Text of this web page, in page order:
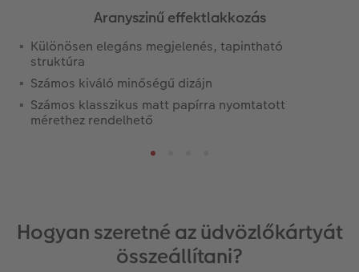
Aranyszinű effektlakkozás
Különösen elegáns megjelenés, tapintható
struktúra
Számos kiváló minőségű dizájn
Számos klasszikus matt papírra nyomtatott
mérethez rendelhető
Hogyan szeretné az üdvözlőkártyát
összeállítani?